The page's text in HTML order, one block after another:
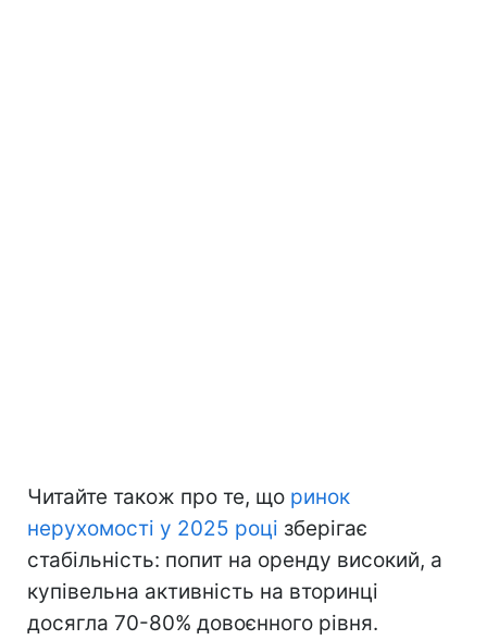
Читайте також про те, що ринок
нерухомості у 2025 році зберігає
стабільність: попит на оренду високий, а
купівельна активність на вторинці
досягла 70-80% довоєнного рівня.